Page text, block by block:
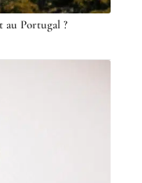
au Portugal ?